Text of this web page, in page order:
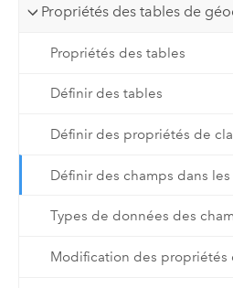
Propriétés des tables de
Propriétés des tables
Définir des tables
Définir des propriétés de
Définir des champs dans
Types de données des
Modification des propriétés